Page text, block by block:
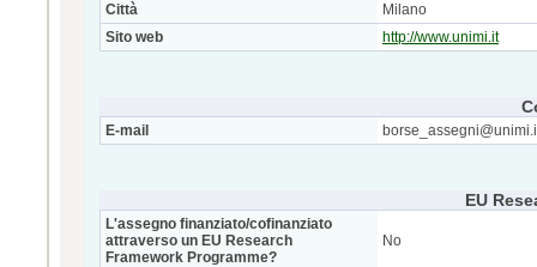
Città
Milano
Sito web
http://www.unimi.it
E-mail
EU
L'assegno finanziato/cofinanziato
attraverso un EU Research
Framework Programme?
No